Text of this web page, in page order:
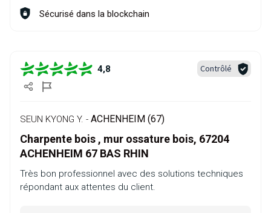
Sécurisé dans la blockchain
4,8 Contrôlé
SEUN KYONG Y. - ACHENHEIM (67)
Charpente bois , mur ossature bois, 67204
ACHENHEIM 67 BAS RHIN
Très bon professionnel avec des solutions techniques
répondant aux attentes du client.